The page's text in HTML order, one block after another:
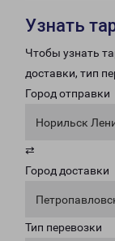
Узнать
Чтобы узнать
доставки, тип
Город отправки
Норильск
⇄
Город доставки
Тип перевозки